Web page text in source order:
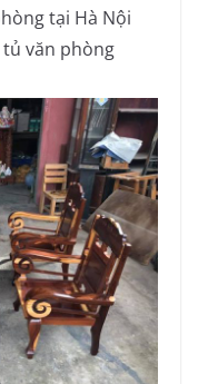
tại Hà Nội
văn phòng